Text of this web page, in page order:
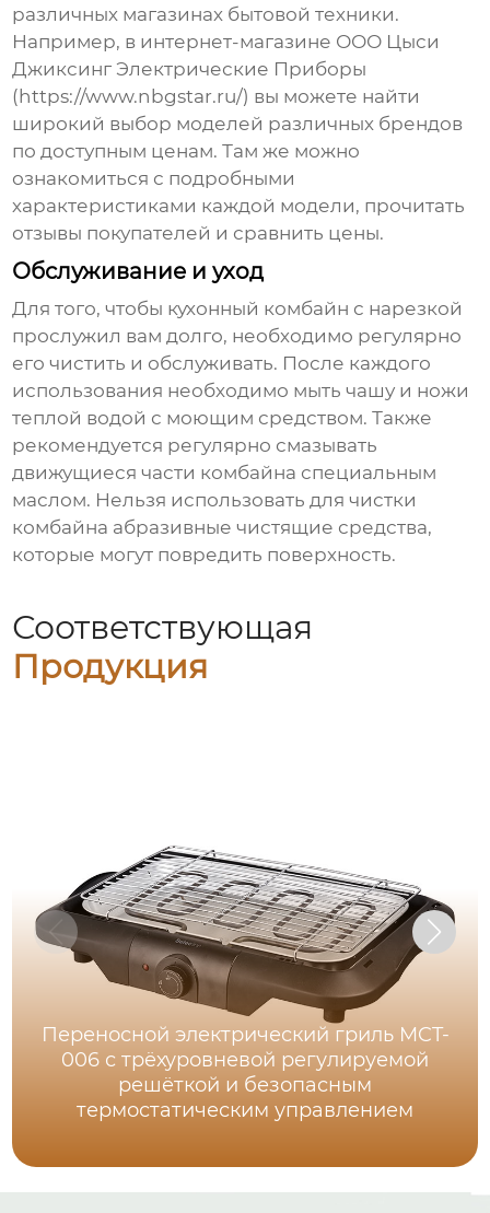
различных магазинах бытовой техники.
Например, в интернет-магазине ООО Цыси
Джиксинг Электрические Приборы
(https://www.nbgstar.ru/) вы можете найти
широкий выбор моделей различных брендов
по доступным ценам. Там же можно
ознакомиться с подробными
характеристиками каждой модели, прочитать
отзывы покупателей и сравнить цены.
Обслуживание и уход
Для того, чтобы кухонный комбайн с нарезкой
прослужил вам долго, необходимо регулярно
его чистить и обслуживать. После каждого
использования необходимо мыть чашу и ножи
теплой водой с моющим средством. Также
рекомендуется регулярно смазывать
движущиеся части комбайна специальным
маслом. Нельзя использовать для чистки
комбайна абразивные чистящие средства,
которые могут повредить поверхность.
Соответствующая
Продукция
Переносной электрический гриль MCT-
006 с трёхуровневой регулируемой
решёткой и безопасным
термостатическим управлением